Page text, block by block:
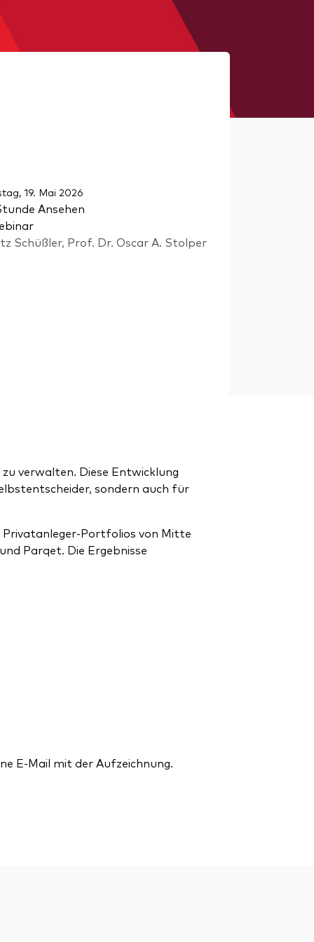
19. Mai 2026
Ansehen
Schüßler, Prof. Dr. Oscar A. Stolper
verwalten. Diese Entwicklung
sondern auch für
Privatanleger-Portfolios von Mitte
Parqet. Die Ergebnisse
E-Mail mit der Aufzeichnung.